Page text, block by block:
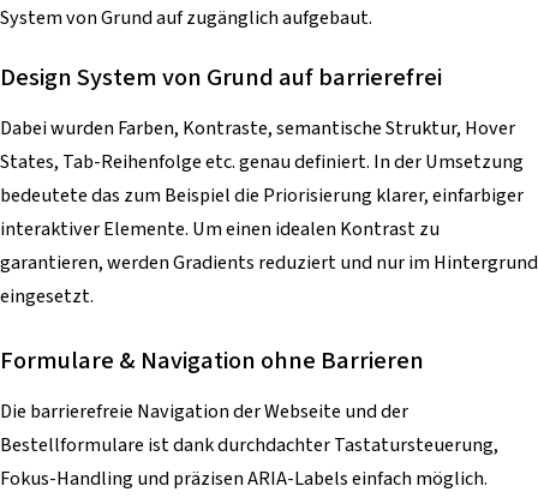
System von Grund auf zugänglich aufgebaut.
Design System von Grund auf barrierefrei
Dabei wurden Farben, Kontraste, semantische Struktur, Hover
States, Tab-Reihenfolge etc. genau definiert. In der Umsetzung
bedeutete das zum Beispiel die Priorisierung klarer, einfarbiger
interaktiver Elemente. Um einen idealen Kontrast zu
garantieren, werden Gradients reduziert und nur im Hintergrund
eingesetzt.
Formulare & Navigation ohne Barrieren
Die barrierefreie Navigation der Webseite und der
Bestellformulare ist dank durchdachter Tastatursteuerung,
Fokus-Handling und präzisen ARIA-Labels einfach möglich.